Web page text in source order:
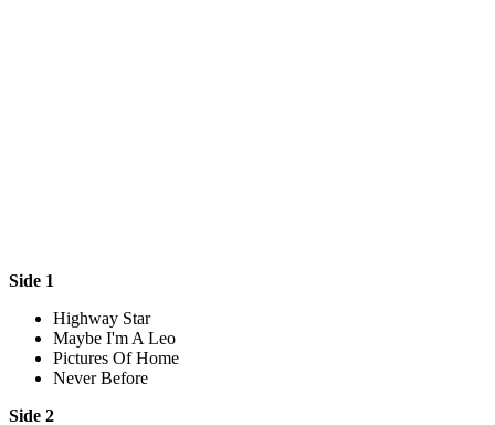
Side 1
Highway Star
Maybe I'm A Leo
Pictures Of Home
Never Before
Side 2